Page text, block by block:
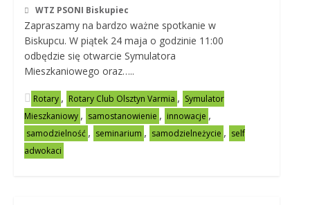
WTZ PSONI Biskupiec
Zapraszamy na bardzo ważne spotkanie w
Biskupcu. W piątek 24 maja o godzinie 11:00
odbędzie się otwarcie Symulatora
Mieszkaniowego oraz…..
Rotary , Rotary Club Olsztyn Varmia , Symulator
Mieszkaniowy , samostanowienie , innowacje ,
samodzielność , seminarium , samodzielneżycie , self
adwokaci